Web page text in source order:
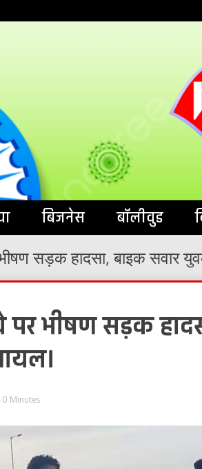
बिजनेस बॉलीवुड
सड़क हादसा, बाइक सवार
पर भीषण सड़क
0 Minutes